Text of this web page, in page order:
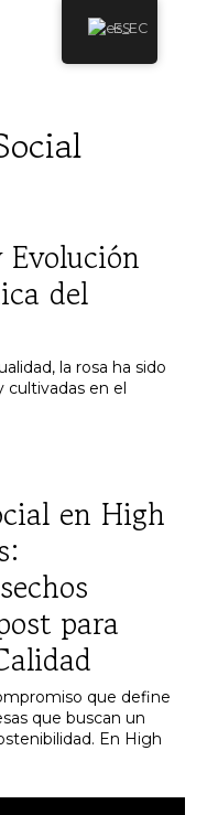
del
la rosa ha sido
cultivadas en el
en High
para
que define
que buscan un
En High
ES